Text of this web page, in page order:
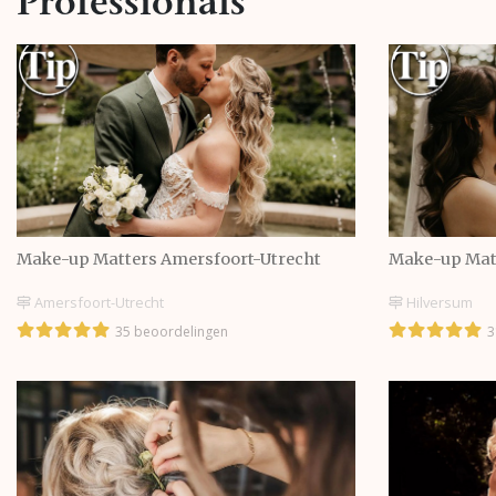
Make-up Matters Amersfoort-Utrecht
Amersfoort-Utrecht
35 beoordelingen
Make-up
Hilversum